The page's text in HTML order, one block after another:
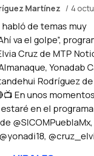
Martínez 4
de temas muy
va el golpe”,
Cruz de MTP
Yonadab
Rodríguez de
En unos
en el programa
@SICOMPueblaMx,